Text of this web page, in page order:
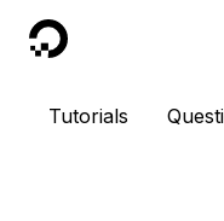
DigitalOcean
Tutorials